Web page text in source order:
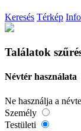
Keresés Térkép
Találatok
Névtér használata
Ne használja a
Személy
Testületi